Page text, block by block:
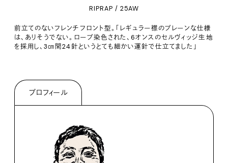
RIPRAP / 25AW
前立てのないフレンチフロント型。「レギュラー襟のプレーンな仕様
は、ありそうでない。ロープ染⾊された、6オンスのセルヴィッジ生地
を採用し、3㎝間24針というとても細かい運針で仕立てました」
プロフィール